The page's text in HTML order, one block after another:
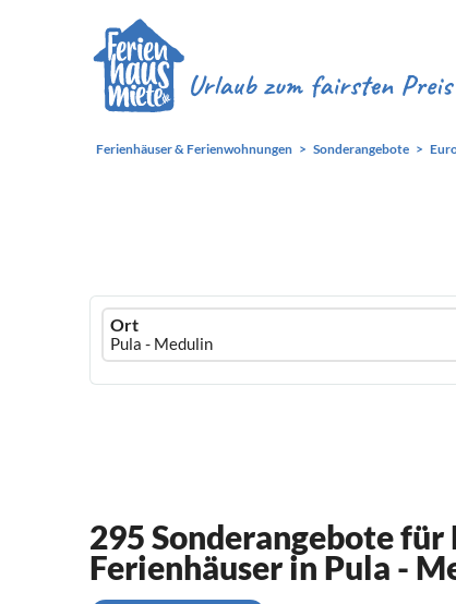
Ferienhäuser & Ferienwohnungen Sonderangebote
Ferienhausmiete
logo
Ort
295 Sonderangebote
Ferienhäuser in Pula -